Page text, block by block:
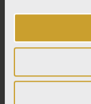
I
s
t
g
F
c
e
o
t
r
LA FABBRICA AVA